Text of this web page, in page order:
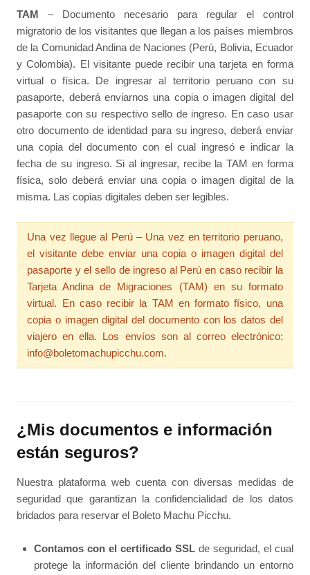
TAM – Documento necesario para regular el control
migratorio de los visitantes que llegan a los países miembros
de la Comunidad Andina de Naciones (Perú, Bolivia, Ecuador
y Colombia). El visitante puede recibir una tarjeta en forma
virtual o física. De ingresar al territorio peruano con su
pasaporte, deberá enviarnos una copia o imagen digital del
pasaporte con su respectivo sello de ingreso. En caso usar
otro documento de identidad para su ingreso, deberá enviar
una copia del documento con el cual ingresó e indicar la
fecha de su ingreso. Si al ingresar, recibe la TAM en forma
física, solo deberá enviar una copia o imagen digital de la
misma. Las copias digitales deben ser legibles.
Una vez llegue al Perú – Una vez en territorio peruano,
el visitante debe enviar una copia o imagen digital del
pasaporte y el sello de ingreso al Perú en caso recibir la
Tarjeta Andina de Migraciones (TAM) en su formato
virtual. En caso recibir la TAM en formato físico, una
copia o imagen digital del documento con los datos del
viajero en ella. Los envíos son al correo electrónico:
info@boletomachupicchu.com.
¿Mis documentos e información
están seguros?
Nuestra plataforma web cuenta con diversas medidas de
seguridad que garantizan la confidencialidad de los datos
bridados para reservar el Boleto Machu Picchu.
Contamos con el certificado SSLde seguridad, el cual
protege la información del cliente brindando un entorno